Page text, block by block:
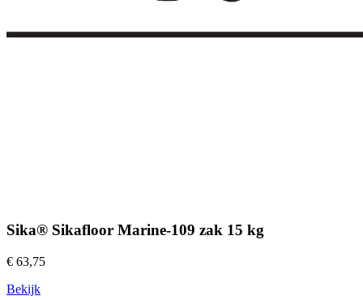
Sika® Sikafloor Marine-109 zak 15 kg
€ 63,75
Bekijk